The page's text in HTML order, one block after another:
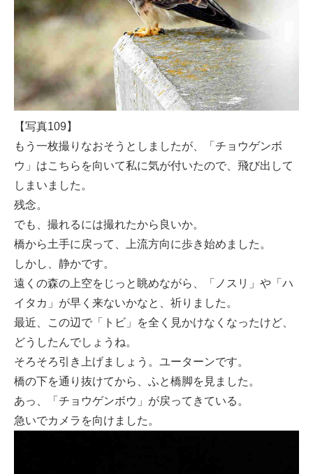
【写真109】
もう一枚撮りなおそうとしましたが、「チョウゲンボ
ウ」はこちらを向いて私に気が付いたので、飛び出して
しまいました。
残念。
でも、撮れるには撮れたから良いか。
橋から土手に戻って、上流方向に歩き始めました。
しかし、静かです。
遠くの森の上空をじっと眺めながら、「ノスリ」や「ハ
イタカ」が早く来ないかなと、祈りました。
最近、この辺で「トビ」を全く見かけなくなったけど、
どうしたんでしょうね。
そろそろ引き上げましょう。ユーターンです。
橋の下を通り抜けてから、ふと橋脚を見ました。
あっ、「チョウゲンボウ」が戻ってきている。
急いでカメラを向けました。